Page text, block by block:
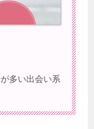
多い出会い系